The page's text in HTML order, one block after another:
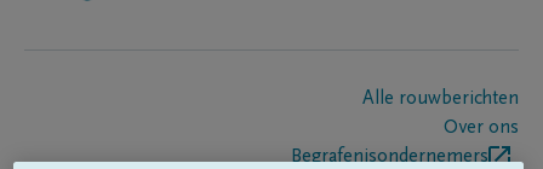
Alle rouwberichten
Over ons
Begrafenisondernemers